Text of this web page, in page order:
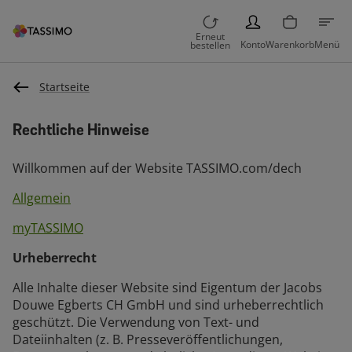
Erneut
bestellen
PERSON
KontoWarenkorbMenü
Startseite
Rechtliche Hinweise
Willkommen auf der Website TASSIMO.com/dech
Allgemein
myTASSIMO
Urheberrecht
Alle Inhalte dieser Website sind Eigentum der Jacobs
Douwe Egberts CH GmbH und sind urheberrechtlich
geschützt. Die Verwendung von Text- und
Dateiinhalten (z. B. Presseveröffentlichungen,